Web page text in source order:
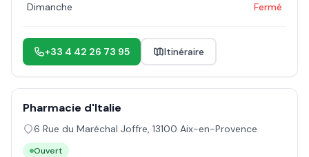
Dimanche
Fermé
+33 4 42 26 73 95 Itinéraire
Pharmacie d'Italie
6 Rue du Maréchal Joffre, 13100 Aix-en-Provence
Ouvert